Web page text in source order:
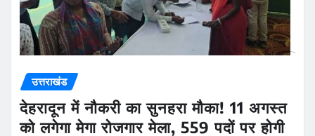
उत्तराखंड
देहरादून में नौकरी का सुनहरा मौका! 11 अगस्त
को लगेगा मेगा रोजगार मेला, 559 पदों पर होगी